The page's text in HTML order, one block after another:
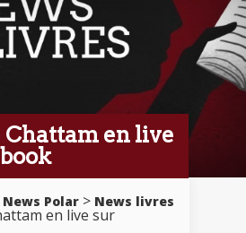
en live
News Polar > News livres
en live sur